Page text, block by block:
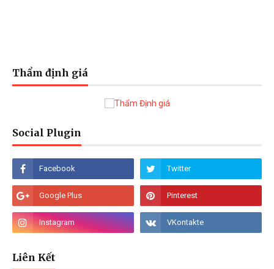
Thẩm định giá
Social Plugin
Liên Kết